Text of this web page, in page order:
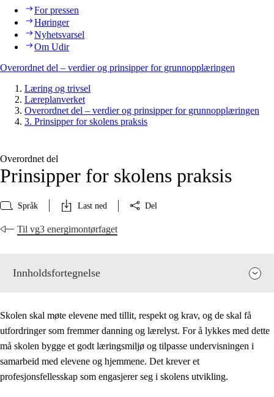
For pressen
Høringer
Nyhetsvarsel
Om Udir
Overordnet del – verdier og prinsipper for grunnopplæringen
Læring og trivsel
Læreplanverket
Overordnet del – verdier og prinsipper for grunnopplæringen
3. Prinsipper for skolens praksis
Overordnet del
Prinsipper for skolens praksis
Språk Last ned Del
Til vg3 energimontørfaget
Innholdsfortegnelse
Skolen skal møte elevene med tillit, respekt og krav, og de skal få
utfordringer som fremmer danning og lærelyst. For å lykkes med dette
må skolen bygge et godt læringsmiljø og tilpasse undervisningen i
samarbeid med elevene og hjemmene. Det krever et
profesjonsfellesskap som engasjerer seg i skolens utvikling.